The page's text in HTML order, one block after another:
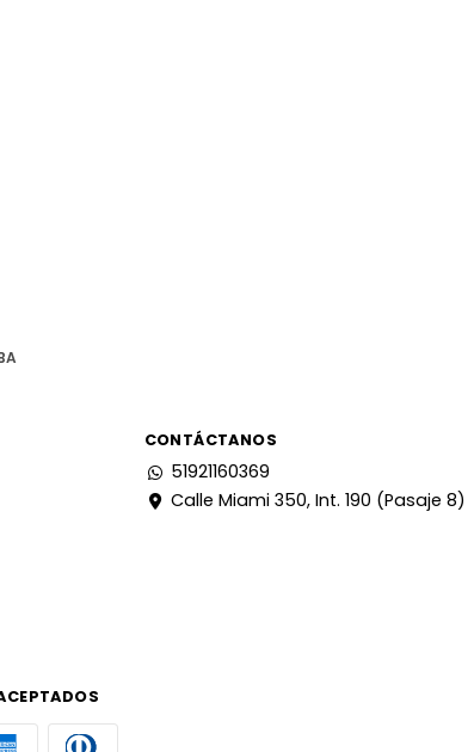
CONTÁCTANOS
51921160369
Calle Miami 350, Int. 190 (Pasaje 8)